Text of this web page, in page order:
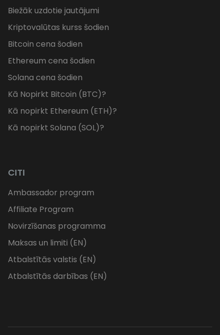
Biežāk uzdotie jautājumi
Kriptovalūtas kurss šodien
Bitcoin cena šodien
Ethereum cena šodien
Solana cena šodien
Kā Nopirkt Bitcoin (BTC)?
Kā nopirkt Ethereum (ETH)?
Kā nopirkt Solana (SOL)?
CITI
Ambassador program
Affiliate Program
Novirzīšanas programma
Maksas un limiti (EN)
Atbalstītās valstis (EN)
Atbalstītās darbības (EN)